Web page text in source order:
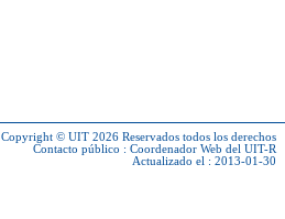
Copyright © UIT 2026 Reservados todos los derechos
Contacto público : Coordenador Web del UIT-R
Actualizado el : 2013-01-30